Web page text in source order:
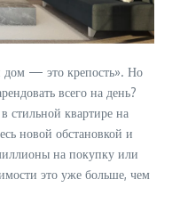
дом — это крепость». Но
всего на день?
в стильной квартире на
новой обстановкой и
на покупку или
это уже больше, чем